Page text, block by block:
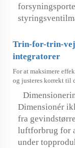
Trin-for-trin-
integratorer
For at maksimere
og justeres korrekt til
Dimensionér
fra
luftforbrug for
under